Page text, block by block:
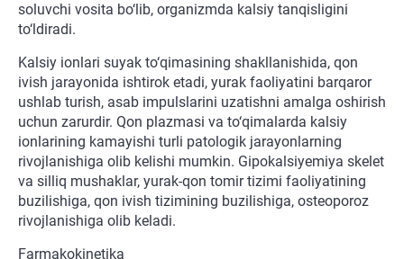
soluvchi vosita bo‘lib, organizmda kalsiy tanqisligini
to‘ldiradi.
Kalsiy ionlari suyak to‘qimasining shakllanishida, qon
ivish jarayonida ishtirok etadi, yurak faoliyatini barqaror
ushlab turish, asab impulslarini uzatishni amalga oshirish
uchun zarurdir. Qon plazmasi va to‘qimalarda kalsiy
ionlarining kamayishi turli patologik jarayonlarning
rivojlanishiga olib kelishi mumkin. Gipokalsiyemiya skelet
va silliq mushaklar, yurak-qon tomir tizimi faoliyatining
buzilishiga, qon ivish tizimining buzilishiga, osteoporoz
rivojlanishiga olib keladi.
Farmakokinetika